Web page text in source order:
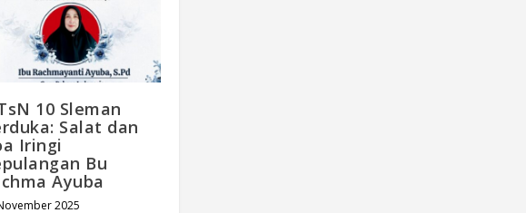
10 Sleman
Salat dan
Iringi
Bu
Ayuba
2025